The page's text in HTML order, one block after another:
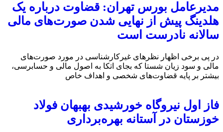
مدیرعامل بورس تهران: قضاوت درباره یک
هلدینگ پیش از نهایی شدن صورت‌های مالی
سالانه نادرست است
در پی برخی اظهار نظرهای غیرکارشناسی در مورد صورت‌های
مالی و سود زیان شستا که بجای اتکا به اصول مالی و حسابرسی،
بیشتر بر پایه قضاوت‌‌های شخصی و اهداف خاص
فاز اول نیروگاه خورشیدی بهبهان فولاد
خوزستان در آستانه بهره‌برداری